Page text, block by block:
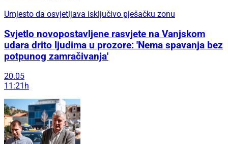
Umjesto da osvjetljava isključivo pješačku zonu
Svjetlo novopostavljene rasvjete na Vanjskom
udara drito ljudima u prozore: 'Nema spavanja bez
potpunog zamračivanja'
20.05
11:21h